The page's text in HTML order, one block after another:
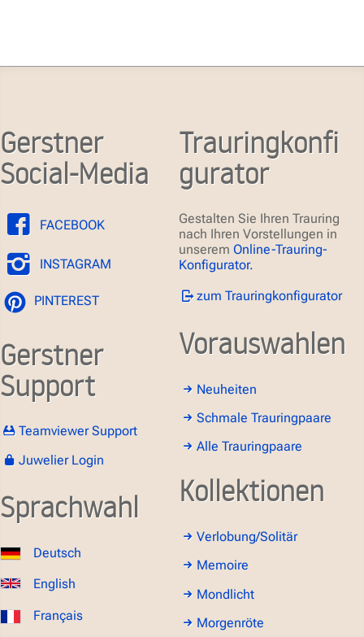
Gerstner
Social-Media
FACEBOOK
INSTAGRAM
PINTEREST
Gerstner
Support
Teamviewer Support
Juwelier Login
Sprachwahl
Deutsch
English
Français
Trauringkonfi
gurator
Gestalten Sie Ihren Trauring
nach Ihren Vorstellungen in
unserem Online-Trauring-
Konfigurator.
zum Trauringkonfigurator
Vorauswahlen
Neuheiten
Schmale Trauringpaare
Alle Trauringpaare
Kollektionen
Verlobung/Solitär
Memoire
Mondlicht
Morgenröte